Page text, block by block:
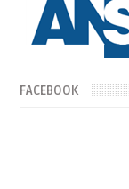
FACEBOOK